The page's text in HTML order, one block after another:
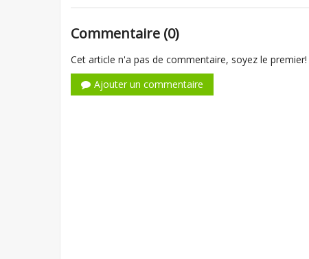
Commentaire (0)
Cet article n'a pas de commentaire, soyez le premier!
Ajouter un commentaire